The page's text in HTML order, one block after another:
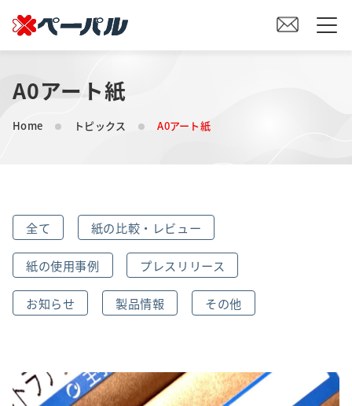
HOME
初めての方へ
オリジナル素材製造をご検討の方へ
会社案内
採用情報
A0アート紙
Home トピックス A0アート紙
全て 紙の比較・レビュー
紙の使用事例 プレスリリース
お知らせ 製品情報 その他